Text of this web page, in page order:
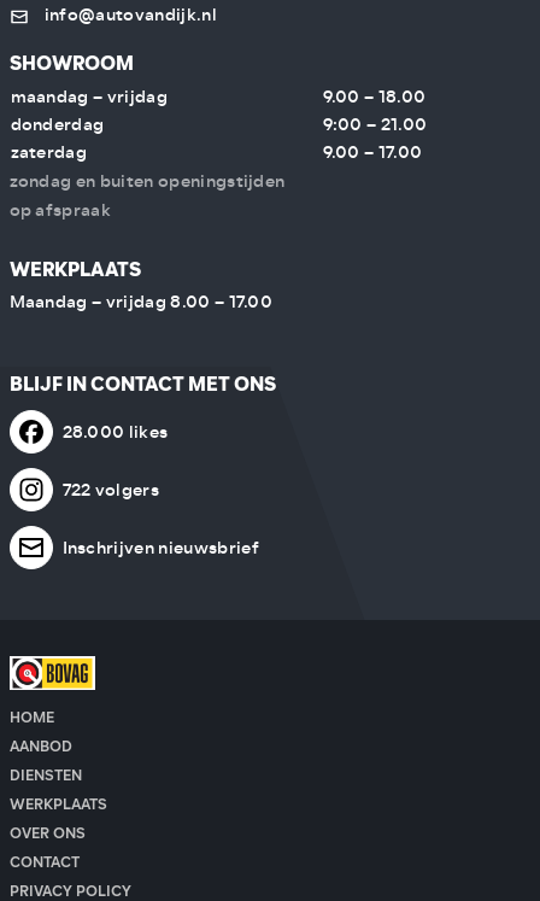
info@autovandijk.nl
SHOWROOM
maandag – vrijdag
9.00 – 18.00
donderdag
9:00 – 21.00
zaterdag
9.00 – 17.00
zondag en buiten openingstijden
op afspraak
WERKPLAATS
Maandag – vrijdag 8.00 – 17.00
BLIJF IN CONTACT MET ONS
28.000 likes
722 volgers
Inschrijven nieuwsbrief
HOME
AANBOD
DIENSTEN
WERKPLAATS
OVER ONS
CONTACT
PRIVACY POLICY